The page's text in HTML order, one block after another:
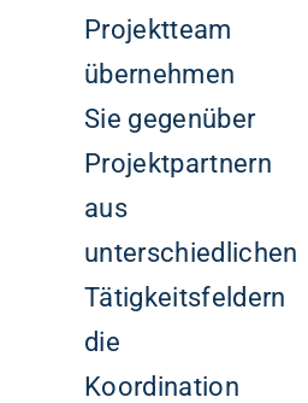
Projektteam
übernehmen
Sie gegenüber
Projektpartnern
aus
unterschiedlichen
Tätigkeitsfeldern
die
Koordination